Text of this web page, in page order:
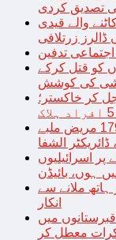
تصدیق کردی
35 سال سزا کاٹنے والے قیدی
ڈالرز زرتلافی
شوہر کی بیوی اور 3 بچوں کو قتل کرکے
کی کوشش
کر خاکستر؛
اسرائیلی بمباری میں نومولودوں سمیت 179 مریض ملبے
الشفا
پر اسرائیلیوں
ہوں، بائیڈن
ملانے سے
انکار
میں
معطل کر